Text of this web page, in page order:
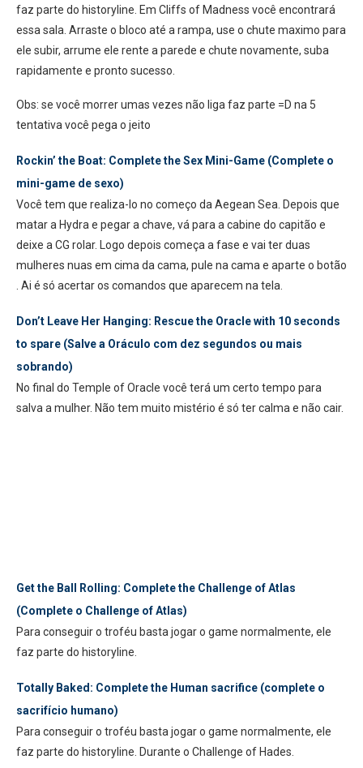
faz parte do historyline. Em Cliffs of Madness você encontrará
essa sala. Arraste o bloco até a rampa, use o chute maximo para
ele subir, arrume ele rente a parede e chute novamente, suba
rapidamente e pronto sucesso.
Obs: se você morrer umas vezes não liga faz parte =D na 5
tentativa você pega o jeito
Rockin’ the Boat: Complete the Sex Mini-Game (Complete o
mini-game de sexo)
Você tem que realiza-lo no começo da Aegean Sea. Depois que
matar a Hydra e pegar a chave, vá para a cabine do capitão e
deixe a CG rolar. Logo depois começa a fase e vai ter duas
mulheres nuas em cima da cama, pule na cama e aparte o botão
. Ai é só acertar os comandos que aparecem na tela.
Don’t Leave Her Hanging: Rescue the Oracle with 10 seconds
to spare (Salve a Oráculo com dez segundos ou mais
sobrando)
No final do Temple of Oracle você terá um certo tempo para
salva a mulher. Não tem muito mistério é só ter calma e não cair.
Get the Ball Rolling: Complete the Challenge of Atlas
(Complete o Challenge of Atlas)
Para conseguir o troféu basta jogar o game normalmente, ele
faz parte do historyline.
Totally Baked: Complete the Human sacrifice (complete o
sacrifício humano)
Para conseguir o troféu basta jogar o game normalmente, ele
faz parte do historyline. Durante o Challenge of Hades.